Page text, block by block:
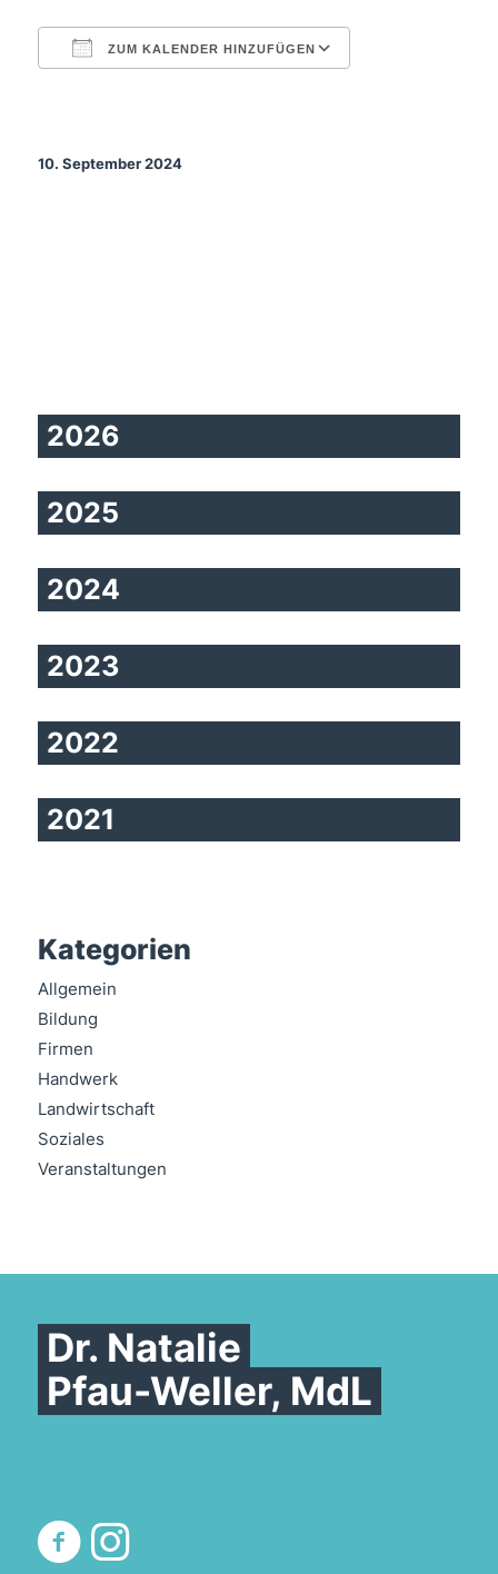
ZUM KALENDER HINZUFÜGEN
10. September 2024
2026
2025
2024
2023
2022
2021
Kategorien
Allgemein
Bildung
Firmen
Handwerk
Landwirtschaft
Soziales
Veranstaltungen
Dr. Natalie
Pfau-Weller, MdL